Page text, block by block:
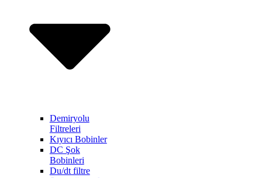
Demiryolu
Filtreleri
Kıyıcı Bobinler
DC Şok
Bobinleri
Du/dt filtre